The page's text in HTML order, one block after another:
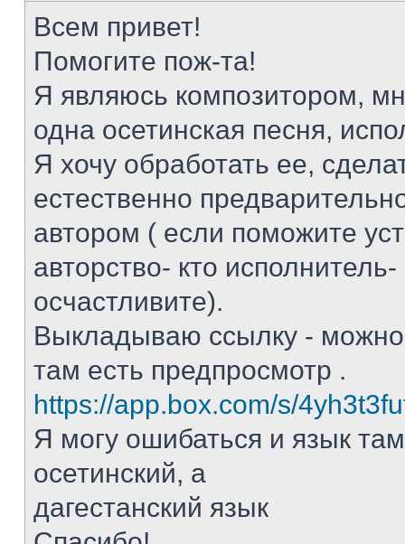
Всем привет!
Помогите пож-та!
Я являюсь композитором,
одна осетинская песня,
Я хочу обработать ее,
естественно
автором ( если поможите
авторство- кто исполнитель-
осчастливите).
Выкладываю ссылку - можно
там есть предпросмотр .
https://app.box.com/s/
Я могу ошибаться и язык
осетинский, а
дагестанский язык